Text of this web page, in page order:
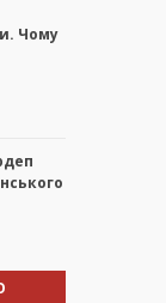
Чому